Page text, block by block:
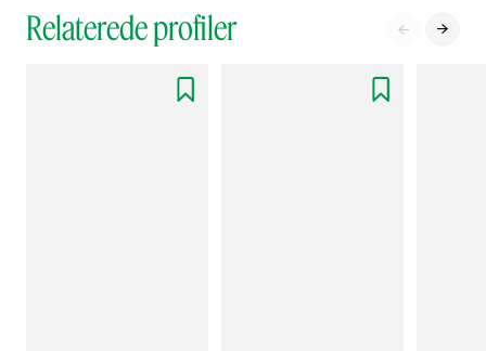
Relaterede profiler  
 